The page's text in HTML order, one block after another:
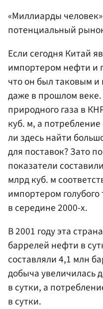
«Миллиарды
потенциальный
Если сегодня Китай
импортером нефти и
что он был таковым
даже в прошлом
природного газа в
куб. м, а
ли здесь найти
для поставок? Зато
показатели
млрд куб. м
импортером
в середине 2000-х.
В 2001 году эта
баррелей нефти в
составляли 4,1 млн
добыча увеличилась
в сутки, а
в сутки.